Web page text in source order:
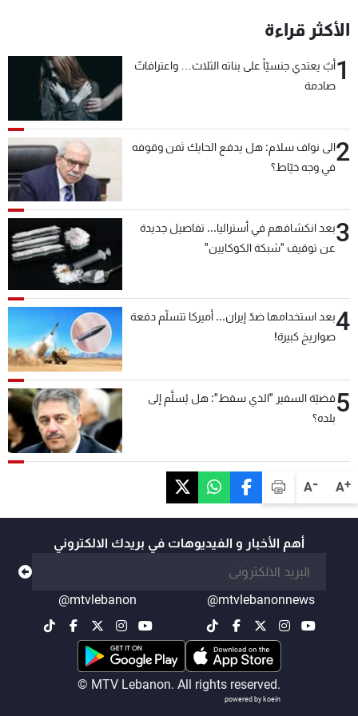
A+
A-
الأكثر قراءة
1أبٌ يعتدي جنسيّاً على بناته الثلاث… واعترافاتٌ
صادمة
2الى نواف سلام: هل يدفع الحايك ثمن وقوفه
في وجه خيّاط؟
3بعد انكشافهم في أستراليا... تفاصيل جديدة
عن توقيف "شبكة الكوكايين"
4بعد استخدامها ضدّ إيران... أميركا تتسلّم دفعة
صواريخ كبيرة!
5قضيّة السفير "الذي سقط": هل يُسلَّم إلى
بلده؟
أهم الأخبار و الفيديوهات في بريدك الالكتروني
@mtvlebanonnews
@mtvlebanon
© MTV Lebanon. All rights reserved.
powered by koein
شاهد البرامج
الترددات
عن MTV
شروط الإسـتخدام
سياسة الخصوصية